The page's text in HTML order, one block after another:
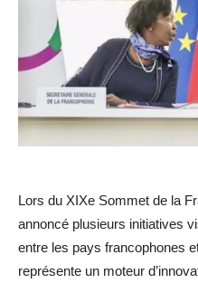
Lors du XIXe Sommet de la
annoncé plusieurs initiatives
entre les pays francophones
représente un moteur